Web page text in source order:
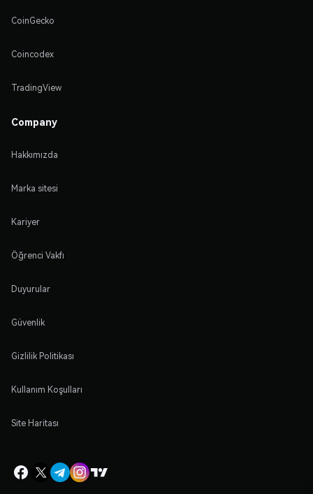
CoinGecko
Coincodex
TradingView
Company
Hakkımızda
Marka sitesi
Kariyer
Öğrenci Vakfı
Duyurular
Güvenlik
Gizlilik Politikası
Kullanım Koşulları
Site Haritası